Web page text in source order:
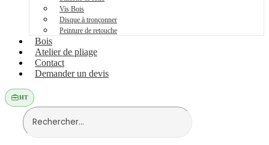
Vis Bois
Disque à tronçonner
Peinture de retouche
Bois
Atelier de pliage
Contact
Demander un devis
HT